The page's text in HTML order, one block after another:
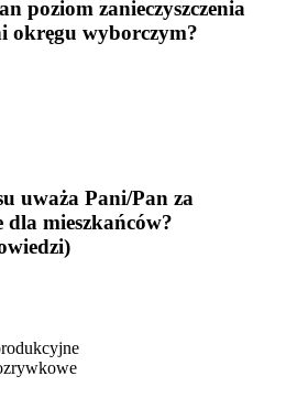
poziom zanieczyszczenia
okręgu wyborczym?
uważa Pani/Pan za
mieszkańców?